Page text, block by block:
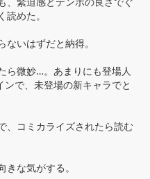
めた。
いはずだと納得。
ら微妙…。あまりにも登場人
で、未登場の新キャラでと
、コミカライズされたら読む
な気がする。